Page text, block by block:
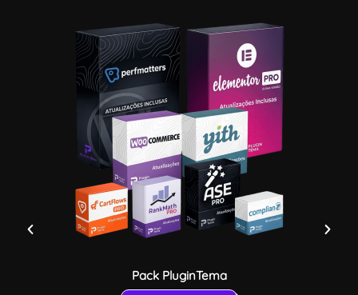
Pack PluginTema